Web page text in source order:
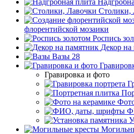
Столики,
флорентийской мозаики
Роспись
Декор на
Вазы 28
Гравировка и фото